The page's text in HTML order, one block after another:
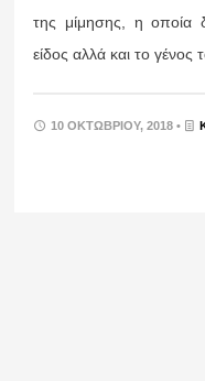
της μίμησης, η οποία
είδος αλλά και το γένος
10 ΟΚΤΩΒΡΊΟΥ, 2018 •